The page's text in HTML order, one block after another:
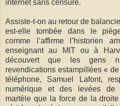
internet sans censure.
Assiste-t-on au retour de
est-elle tombée dans le
comme l’affirme l’historien
enseignant au MIT ou à
découvert que les gens
revendications estampillées «
téléphone, Samuel Lafont,
numérique et des levées de
martèle que la force de la